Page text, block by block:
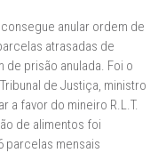
anular ordem de
atrasadas de
prisão anulada. Foi o
de Justiça, ministro
a favor do mineiro R.L.T.
de alimentos foi
parcelas mensais